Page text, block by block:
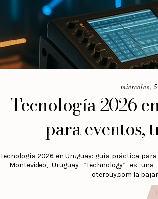
miércoles,
Tecnología 2026
para eventos,
Tecnología 2026 en Uruguay: guía práctica
— Montevideo, Uruguay. “Technology” es
oterouy.com la